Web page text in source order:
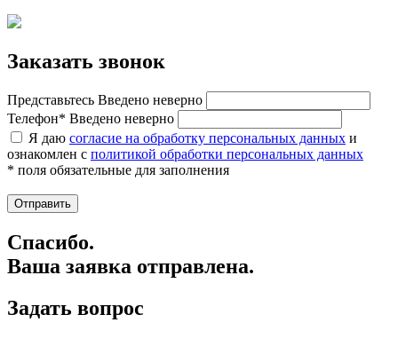
Заказать звонок
Представьтесь Введено неверно
Телефон* Введено неверно
Я даю согласие на обработку персональных данных и
ознакомлен с политикой обработки персональных данных
* поля обязательные для заполнения
Спасибо.
Ваша заявка отправлена.
Задать вопрос